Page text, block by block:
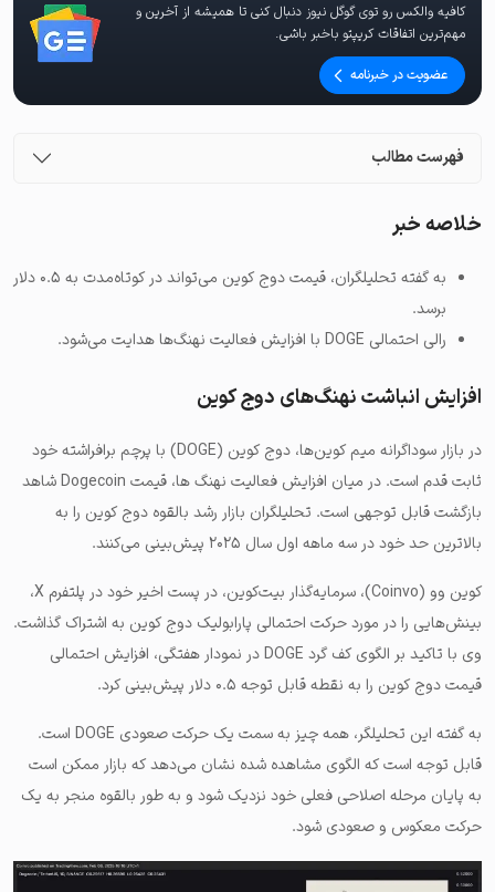
کافیه والکس رو توی گوگل نیوز دنبال کنی تا همیشه از آخرین و
مهم‌ترین اتفاقات کریپتو باخبر باشی.
عضویت در خبرنامه
فهرست مطالب
خلاصه خبر
به گفته تحلیلگران، قیمت دوج کوین می‌تواند در کوتاه‌مدت به ۰.۵ دلار
برسد.
رالی احتمالی DOGE با افزایش فعالیت نهنگ‌ها هدایت می‌شود.
افزایش انباشت نهنگ‌های دوج کوین
در بازار سوداگرانه میم کوین‌ها، دوج کوین (DOGE) با پرچم برافراشته خود
ثابت قدم است. در میان افزایش فعالیت نهنگ ها، قیمت Dogecoin شاهد
بازگشت قابل توجهی است. تحلیلگران بازار رشد بالقوه دوج کوین را به
بالاترین حد خود در سه ماهه اول سال ۲۰۲۵ پیش‌بینی می‌کنند.
کوین وو (Coinvo)، سرمایه‌گذار بیت‌کوین، در پست اخیر خود در پلتفرم X،
بینش‌هایی را در مورد حرکت احتمالی پارابولیک دوج کوین به اشتراک گذاشت.
وی با تاکید بر الگوی کف گرد DOGE در نمودار هفتگی، افزایش احتمالی
قیمت دوج کوین را به نقطه قابل توجه ۰.۵ دلار پیش‌بینی کرد.
به گفته این تحلیلگر، همه چیز به سمت یک حرکت صعودی DOGE است.
قابل توجه است که الگوی مشاهده شده نشان می‌دهد که بازار ممکن است
به پایان مرحله اصلاحی فعلی خود نزدیک شود و به طور بالقوه منجر به یک
حرکت معکوس و صعودی شود.